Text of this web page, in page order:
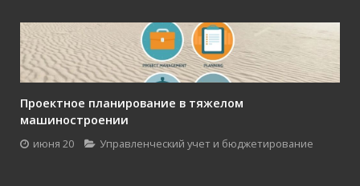
Проектное планирование в тяжелом
машиностроении
июня 20 Управленческий учет и бюджетирование